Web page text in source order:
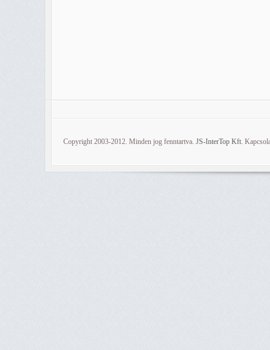
Copyright 2003-2012. Minden jog fenntartva. JS-InterTop Kft.